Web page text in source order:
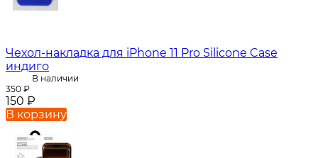
Чехол-накладка для iPhone 11 Pro Silicone Case
индиго
В наличии
350 ₽
150 ₽
В корзину